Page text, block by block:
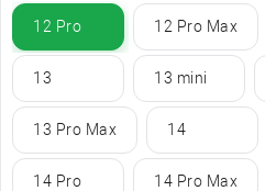
12 Pro 12 Pro Max
13 13 mini
13 Pro Max 14
14 Pro 14 Pro Max